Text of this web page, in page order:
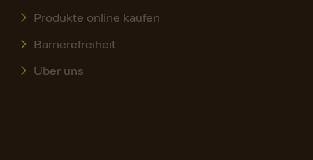
Produkte online kaufen
Barrierefreiheit
Über uns